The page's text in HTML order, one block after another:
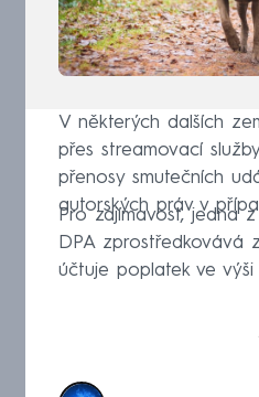
V některých dalších
přes streamovací
přenosy smutečních
autorských práv v
Pro zajímavost, jedna
DPA zprostředkovává
účtuje poplatek ve výši